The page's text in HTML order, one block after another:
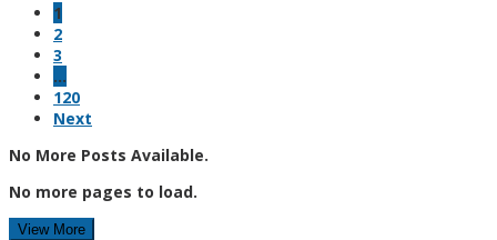
1
2
3
…
120
Next
No More Posts Available.
No more pages to load.
View More